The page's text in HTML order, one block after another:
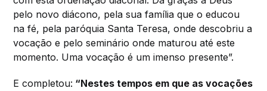
pelo novo diácono, pela sua família que o educou
na fé, pela paróquia Santa Teresa, onde descobriu a
vocação e pelo seminário onde maturou até este
momento. Uma vocação é um imenso presente”.
E completou: “Nestes tempos em que as vocações